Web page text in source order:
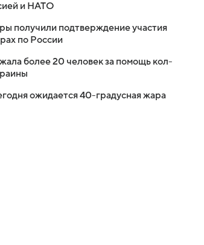
и НАТО
получили подтверждение участия
по России
более 20 человек за помощь кол-
ожидается 40-градусная жара